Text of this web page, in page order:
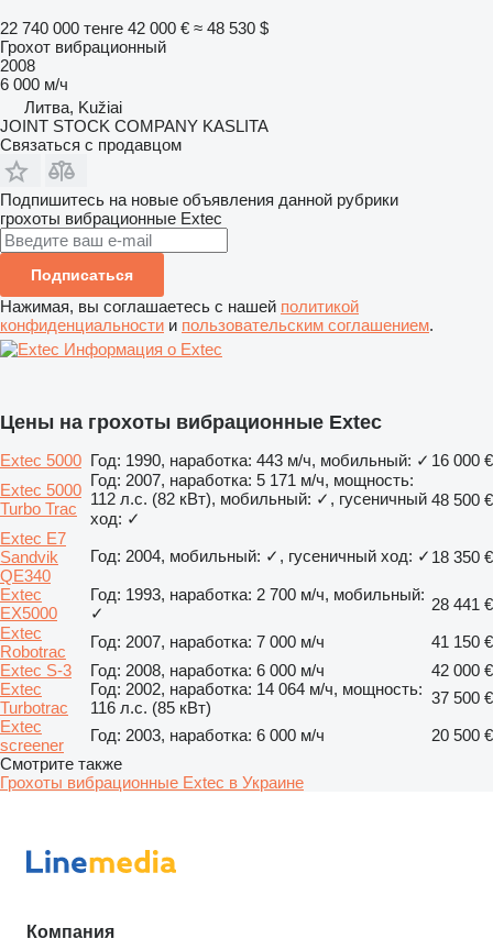
22 740 000 тенге 42 000 € ≈ 48 530 $
Грохот вибрационный
2008
6 000 м/ч
Литва, Kužiai
JOINT STOCK COMPANY KASLITA
Связаться с продавцом
Подпишитесь на новые объявления данной рубрики
грохоты вибрационные Extec
Подписаться
Нажимая, вы соглашаетесь с нашей политикой
конфиденциальности и пользовательским соглашением.
Информация о Extec
Цены на грохоты вибрационные Extec
Extec 5000 Год: 1990, наработка: 443 м/ч, мобильный: ✓ 16 000 €
Extec 5000
Turbo Trac
Год: 2007, наработка: 5 171 м/ч, мощность:
112 л.с. (82 кВт), мобильный: ✓, гусеничный
ход: ✓
48 500 €
Extec E7
Sandvik
QE340
Год: 2004, мобильный: ✓, гусеничный ход: ✓ 18 350 €
Extec
EX5000
Год: 1993, наработка: 2 700 м/ч, мобильный:
✓
28 441 €
Extec
Robotrac
Год: 2007, наработка: 7 000 м/ч
41 150 €
Extec S-3
Год: 2008, наработка: 6 000 м/ч
42 000 €
Extec
Turbotrac
Год: 2002, наработка: 14 064 м/ч, мощность:
116 л.с. (85 кВт)
37 500 €
Extec
screener
Год: 2003, наработка: 6 000 м/ч
20 500 €
Смотрите также
Грохоты вибрационные Extec в Украине
Компания